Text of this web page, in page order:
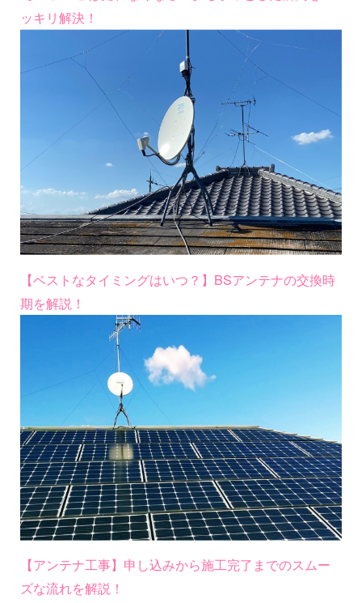
ッキリ解決！
【ベストなタイミングはいつ？】BSアンテナの交換時
期を解説！
【アンテナ工事】申し込みから施工完了までのスムー
ズな流れを解説！